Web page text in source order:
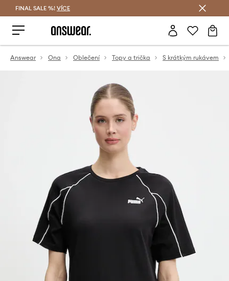
FINAL SALE %! VÍCE
Answear Ona Oblečení Topy a trička S krátkým rukávem